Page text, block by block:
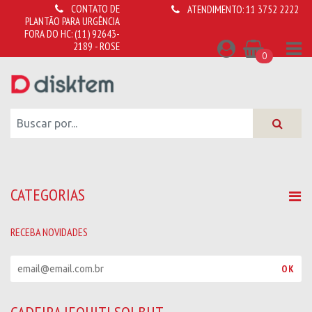
CONTATO DE
PLANTÃO PARA URGÊNCIA
FORA DO HC:(11) 92643-
2189 - ROSE
ATENDIMENTO:11 3752 2222
0
CATEGORIAS
RECEBA NOVIDADES
OK